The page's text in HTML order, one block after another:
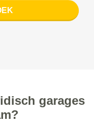
garages